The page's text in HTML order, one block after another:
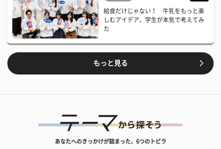
給食だけじゃない！ 牛乳をもっと楽
しむアイデア、学生が本気で考えてみ
た
もっと見る
あなたへのきっかけが詰まった、6つのトビラ